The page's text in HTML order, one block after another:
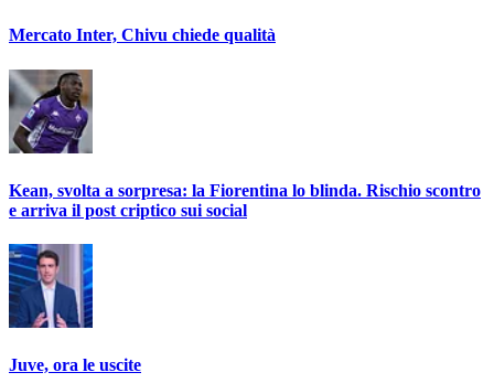
Mercato Inter, Chivu chiede qualità
Kean, svolta a sorpresa: la Fiorentina lo blinda. Rischio scontro
e arriva il post criptico sui social
Juve, ora le uscite